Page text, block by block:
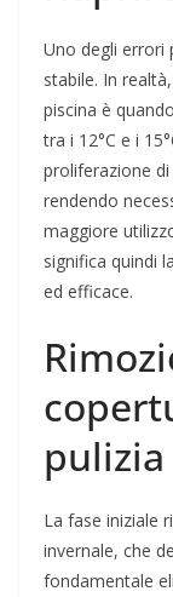
Uno degli errori
stabile. In
piscina è
tra i 12°C e i
proliferazione
rendendo
maggiore
significa quindi
ed efficace.
pulizia
La fase iniziale
invernale, che
fondamentale